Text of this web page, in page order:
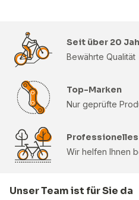
Seit über 20
Bewährte Qualität
Top-Marken
Nur geprüfte
Wir helfen Ihnen
Unser Team ist für Sie da